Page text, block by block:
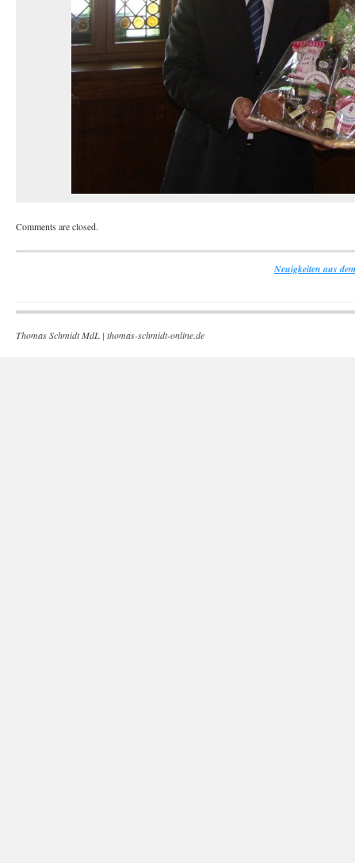
Comments are closed.
Neuigkeiten aus
Thomas Schmidt MdL | thomas-schmidt-online.de